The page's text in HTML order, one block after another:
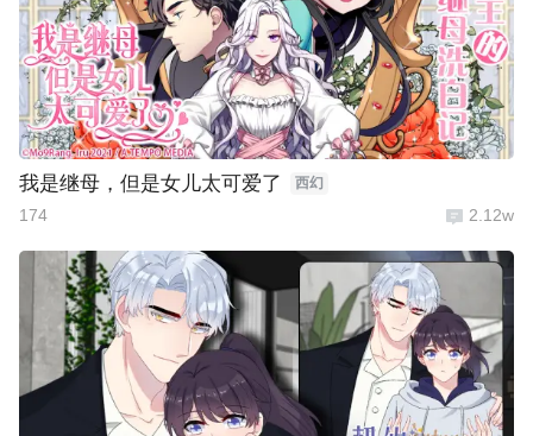
我是继母，但是女儿太可爱了 西幻
174 2.12w